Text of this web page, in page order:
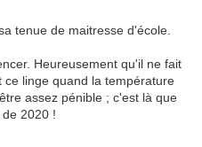
tenue de maitresse d'école.
Heureusement qu'il ne fait
linge quand la température
assez pénible ; c'est là que
2020 !